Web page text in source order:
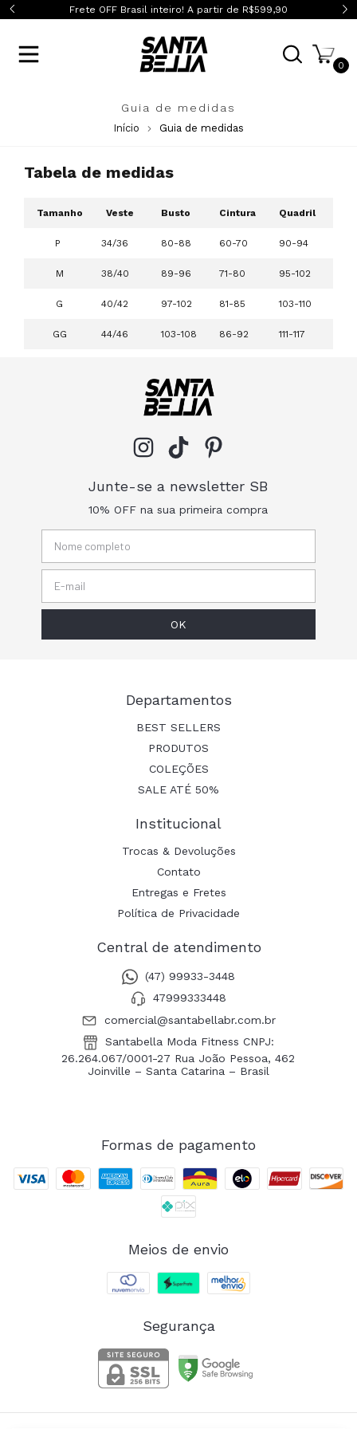
Frete OFF Brasil inteiro! A partir de R$599,90
0
Guia de medidas
Início Guia de medidas
Tabela de medidas
Tamanho Veste Busto Cintura Quadril
P 34/36 80-88 60-70 90-94
M 38/40 89-96 71-80 95-102
G 40/42 97-102 81-85 103-110
GG 44/46 103-108 86-92 111-117
Junte-se a newsletter SB
10% OFF na sua primeira compra
Departamentos
BEST SELLERS
PRODUTOS
COLEÇÕES
SALE ATÉ 50%
Institucional
Trocas & Devoluções
Contato
Entregas e Fretes
Política de Privacidade
Central de atendimento
(47) 99933-3448
47999333448
comercial@santabellabr.com.br
Santabella Moda Fitness CNPJ:
26.264.067/0001-27 Rua João Pessoa, 462
Joinville – Santa Catarina – Brasil
Formas de pagamento
Meios de envio
Segurança